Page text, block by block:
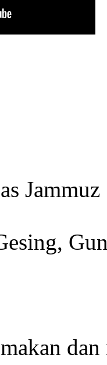
Jammuz